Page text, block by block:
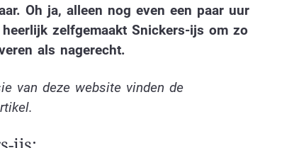
Oh ja, alleen nog even een paar uur
zelfgemaakt Snickers-ijs om zo
als nagerecht.
van deze website vinden de